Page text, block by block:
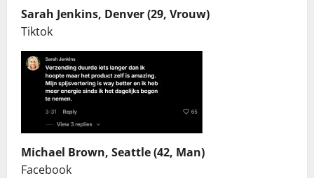
Sarah Jenkins, Denver (29, Vrouw)
Tiktok
Michael Brown, Seattle (42, Man)
Facebook